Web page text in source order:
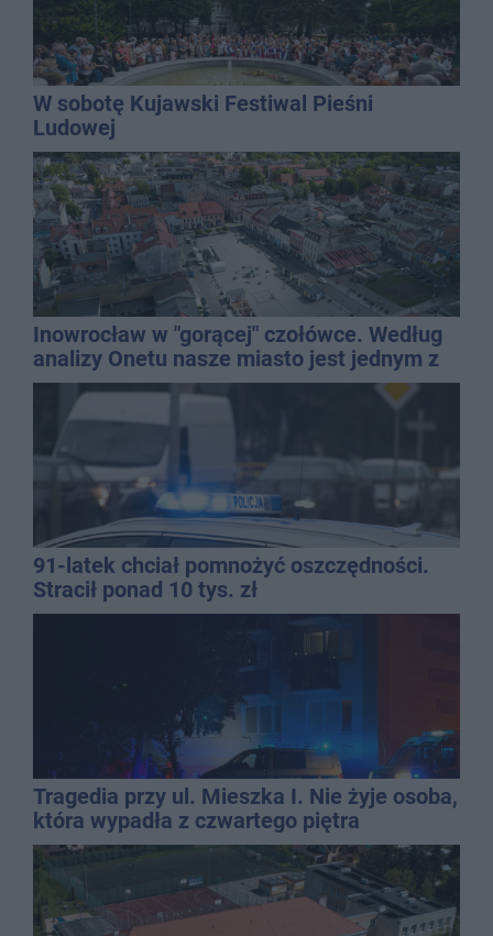
W sobotę Kujawski Festiwal Pieśni
Ludowej
Inowrocław w "gorącej" czołówce. Według
analizy Onetu nasze miasto jest jednym z
najbardziej narażonych na upały
91-latek chciał pomnożyć oszczędności.
Stracił ponad 10 tys. zł
Tragedia przy ul. Mieszka I. Nie żyje osoba,
która wypadła z czwartego piętra